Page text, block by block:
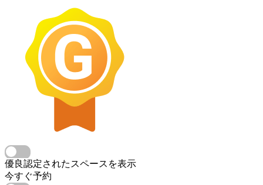
優良認定されたスペースを表示
今すぐ予約